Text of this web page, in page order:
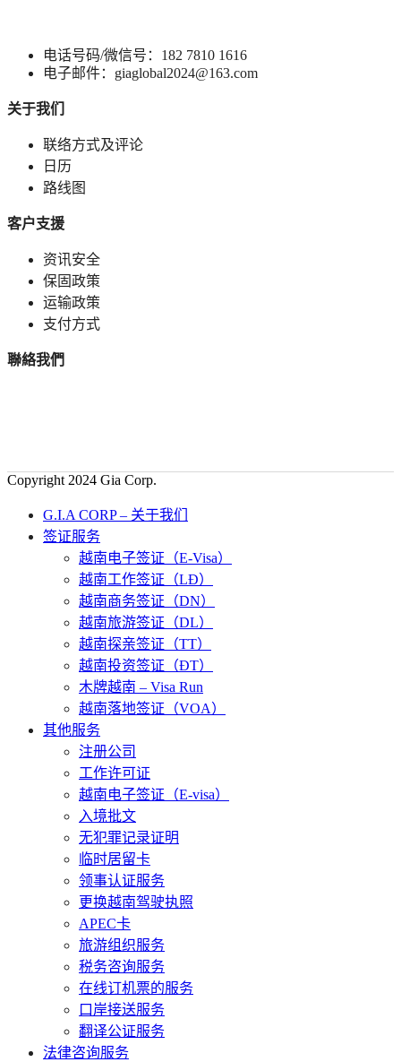
电话号码/微信号：182 7810 1616
电子邮件：giaglobal2024@163.com
关于我们
联络方式及评论
日历
路线图
客户支援
资讯安全
保固政策
运输政策
支付方式
聯絡我們
Copyright 2024 Gia Corp.
G.I.A CORP – 关于我们
签证服务
越南电子签证（E-Visa）
越南工作签证（LĐ）
越南商务签证（DN）
越南旅游签证（DL）
越南探亲签证（TT）
越南投资签证（ĐT）
木牌越南 – Visa Run
越南落地签证（VOA）
其他服务
注册公司
工作许可证
越南电子签证（E-visa）
入境批文
无犯罪记录证明
临时居留卡
领事认证服务
更换越南驾驶执照
APEC卡
旅游组织服务
税务咨询服务
在线订机票的服务
口岸接送服务
翻译公证服务
法律咨询服务